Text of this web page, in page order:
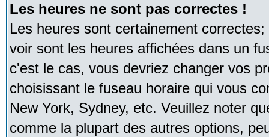
Les heures ne sont pas correctes !
Les heures sont certainement
voir sont les heures affichées dans un
c'est le cas, vous devriez changer vos
choisissant le fuseau horaire qui vous
New York, Sydney, etc. Veuillez noter
comme la plupart des autres options,